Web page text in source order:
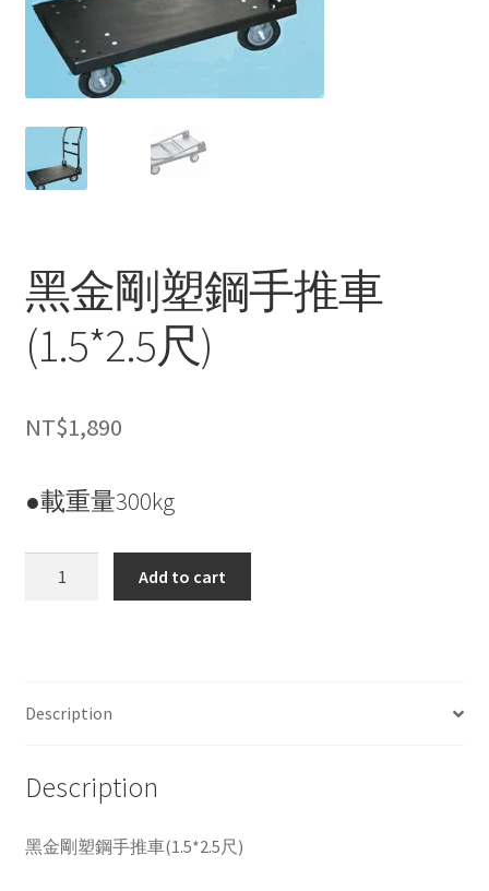
防詐騙聲明
黑金剛塑鋼手推車
(1.5*2.5尺)
NT$1,890
●載重量300kg
(1.5*2.5
quantity
Add to cart
Description
Description
黑金剛塑鋼手推車(1.5*2.5尺)